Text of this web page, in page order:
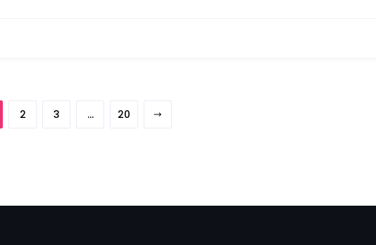
2 3 … 20